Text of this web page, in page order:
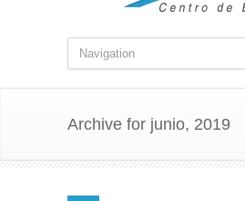
Archive for junio, 2019